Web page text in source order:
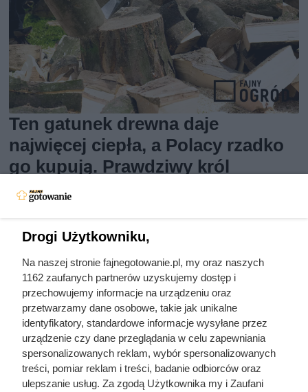
Ten gatunek drewna daje
najwięcej ciepła, a Polacy rzadko
go kupują. Prawdziwy król
kaloryczności
Drogi Użytkowniku,
Na naszej stronie fajnegotowanie.pl, my oraz naszych
1162 zaufanych partnerów uzyskujemy dostęp i
przechowujemy informacje na urządzeniu oraz
przetwarzamy dane osobowe, takie jak unikalne
identyfikatory, standardowe informacje wysyłane przez
urządzenie czy dane przeglądania w celu zapewniania
spersonalizowanych reklam, wybór spersonalizowanych
treści, pomiar reklam i treści, badanie odbiorców oraz
ulepszanie usług. Za zgodą Użytkownika my i Zaufani